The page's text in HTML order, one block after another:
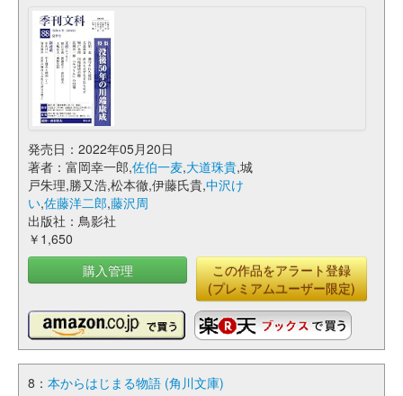
発売日：2022年05月20日
著者：富岡幸一郎,佐伯一麦,大道珠貴,城
戸朱理,勝又浩,松本徹,伊藤氏貴,中沢け
い,佐藤洋二郎,藤沢周
出版社：鳥影社
￥1,650
購入管理
この作品をアラート登録
(プレミアムユーザー限定)
8： 本からはじまる物語 (角川文庫)